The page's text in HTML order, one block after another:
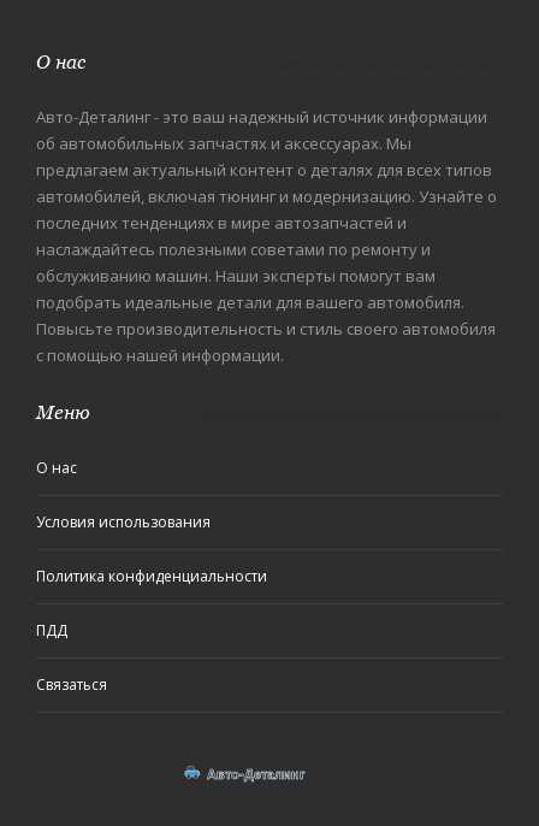
О нас
Авто-Деталинг - это ваш надежный источник информации
об автомобильных запчастях и аксессуарах. Мы
предлагаем актуальный контент о деталях для всех типов
автомобилей, включая тюнинг и модернизацию. Узнайте о
последних тенденциях в мире автозапчастей и
наслаждайтесь полезными советами по ремонту и
обслуживанию машин. Наши эксперты помогут вам
подобрать идеальные детали для вашего автомобиля.
Повысьте производительность и стиль своего автомобиля
с помощью нашей информации.
Меню
О нас
Условия использования
Политика конфиденциальности
ПДД
Связаться